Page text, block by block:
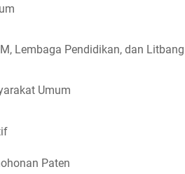
Lembaga Pendidikan, dan
Umum
Paten